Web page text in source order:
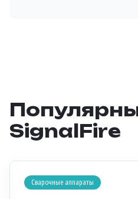
SignalFire
Сварочные аппараты